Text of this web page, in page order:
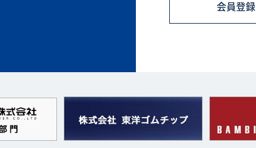
会員登録